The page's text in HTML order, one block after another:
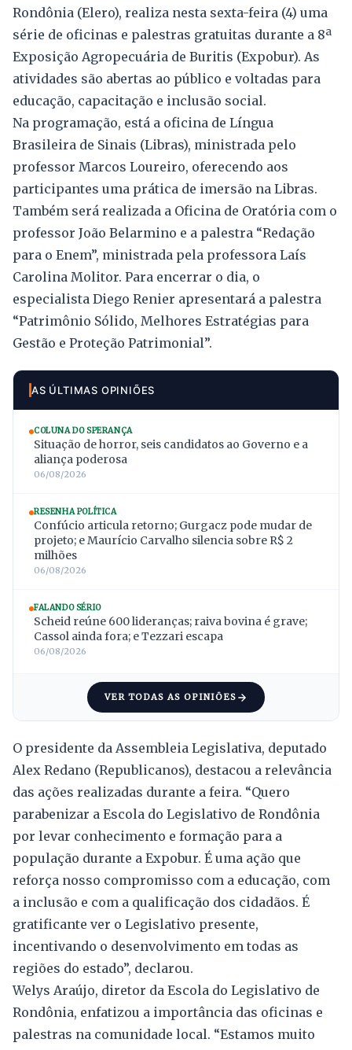
Rondônia (Elero), realiza nesta sexta-feira (4) uma
série de oficinas e palestras gratuitas durante a 8ª
Exposição Agropecuária de Buritis (Expobur). As
atividades são abertas ao público e voltadas para
educação, capacitação e inclusão social.
Na programação, está a oficina de Língua
Brasileira de Sinais (Libras), ministrada pelo
professor Marcos Loureiro, oferecendo aos
participantes uma prática de imersão na Libras.
Também será realizada a Oficina de Oratória com o
professor João Belarmino e a palestra “Redação
para o Enem”, ministrada pela professora Laís
Carolina Molitor. Para encerrar o dia, o
especialista Diego Renier apresentará a palestra
“Patrimônio Sólido, Melhores Estratégias para
Gestão e Proteção Patrimonial”.
AS ÚLTIMAS OPINIÕES
COLUNA DO SPERANÇA
Situação de horror, seis candidatos ao Governo e a
aliança poderosa
06/08/2026
RESENHA POLÍTICA
Confúcio articula retorno; Gurgacz pode mudar de
projeto; e Maurício Carvalho silencia sobre R$ 2
milhões
06/08/2026
FALANDO SÉRIO
Scheid reúne 600 lideranças; raiva bovina é grave;
Cassol ainda fora; e Tezzari escapa
06/08/2026
VER TODAS AS OPINIÕES
O presidente da Assembleia Legislativa, deputado
Alex Redano (Republicanos), destacou a relevância
das ações realizadas durante a feira. “Quero
parabenizar a Escola do Legislativo de Rondônia
por levar conhecimento e formação para a
população durante a Expobur. É uma ação que
reforça nosso compromisso com a educação, com
a inclusão e com a qualificação dos cidadãos. É
gratificante ver o Legislativo presente,
incentivando o desenvolvimento em todas as
regiões do estado”, declarou.
Welys Araújo, diretor da Escola do Legislativo de
Rondônia, enfatizou a importância das oficinas e
palestras na comunidade local. “Estamos muito